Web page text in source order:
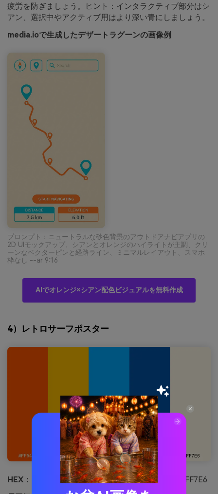
疲労を防ぎましょう。ヒント：インタラクティブ部分はシ
アン、選択中やアクティブ用はより深い青にしましょう。
media.ioで生成したデザートラグーンの画像例
プロンプト：ニュートラルな砂色背景のアウトドアナビアプリの
2D UIモックアップ、シアンとオレンジのハイライトが主調、クリ
ーンなベクターピンと経路ライン、ミニマルレイアウト、スマホ
枠なし --ar 9:16
AIでオレンジ×シアン配色ビジュアルを無料作成
4）レトロサーフポスター
HEX：
#FF5400 #FFBD00 #00A6FB #0353A4 #FFF7E6